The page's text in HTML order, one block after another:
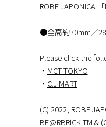
ROBE JAPONICA
●全高約70mm／
Please click the
・ MCT TOKYO
・ C.J.MART
(C) 2022, ROBE
BE@RBRICK TM &